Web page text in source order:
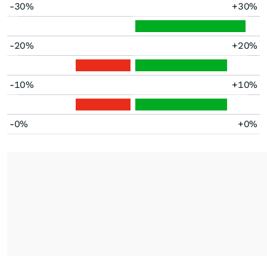
-30% +30%
-20% +20%
-10% +10%
-0% +0%